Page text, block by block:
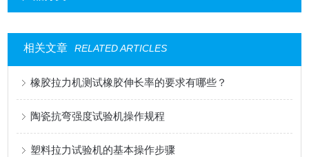
相关文章 RELATED ARTICLES
橡胶拉力机测试橡胶伸长率的要求有哪些？
陶瓷抗弯强度试验机操作规程
塑料拉力试验机的基本操作步骤